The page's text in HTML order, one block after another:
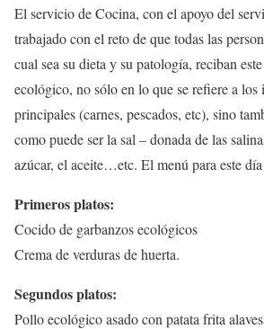
El servicio de Cocina, con el apoyo del
trabajado con el reto de que todas las
cual sea su dieta y su patología, reciban
ecológico, no sólo en lo que se refiere a los
principales (carnes, pescados, etc), sino
como puede ser la sal – donada de las
azúcar, el aceite…etc. El menú para este día
Primeros platos:
Cocido de garbanzos ecológicos
Crema de verduras de huerta.
Segundos platos:
Pollo ecológico asado con patata frita